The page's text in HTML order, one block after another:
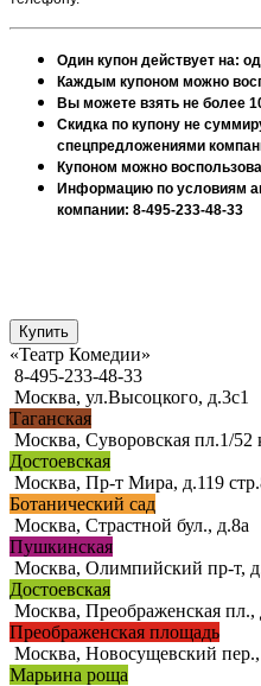
Один купон действует на:
Каждым купоном можно
Вы можете взять не более
Скидка по купону не
спецпредложениями
Купоном можно
Информацию по условиям
компании: 8-495-233-48-33
«Театр Комедии»
8-495-233-48-33
Москва, ул.Высоцкого, д.3с1
Таганская
Москва, Суворовская пл.1/52
Достоевская
Москва, Пр-т Мира, д.119
Ботанический сад
Москва, Страстной бул., д.8а
Пушкинская
Москва, Олимпийский пр-т,
Достоевская
Москва, Преображенская пл.,
Преображенская площадь
Москва, Новосущевский пер.,
Марьина роща